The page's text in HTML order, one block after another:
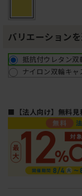
バリエーション
抵抗付ウレタン双
ナイロン双輪キャ
■【法人向け】無料見